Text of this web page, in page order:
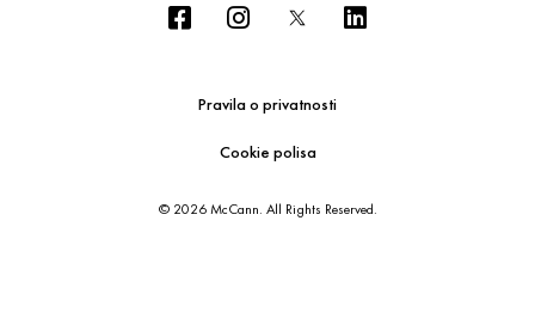
Pravila o privatnosti
Cookie polisa
© 2026 McCann. All Rights Reserved.